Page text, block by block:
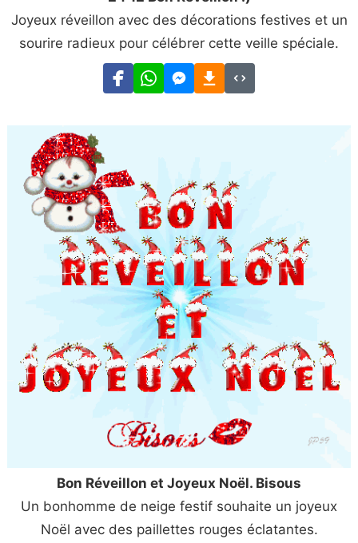
Joyeux réveillon avec des décorations festives et un
sourire radieux pour célébrer cette veille spéciale.
Bon Réveillon et Joyeux Noël. Bisous
Un bonhomme de neige festif souhaite un joyeux
Noël avec des paillettes rouges éclatantes.